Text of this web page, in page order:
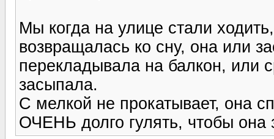
Мы когда на улице стали
возвращалась ко сну, она или
перекладывала на балкон, или
засыпала.
С мелкой не прокатывает, она
ОЧЕНЬ долго гулять, чтобы она